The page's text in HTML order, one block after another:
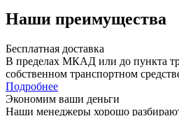
Наши преимущества
Бесплатная доставка
В пределах МКАД или до пункта
собственном транспортном
Подробнее
Экономим ваши деньги
Наши менеджеры хорошо